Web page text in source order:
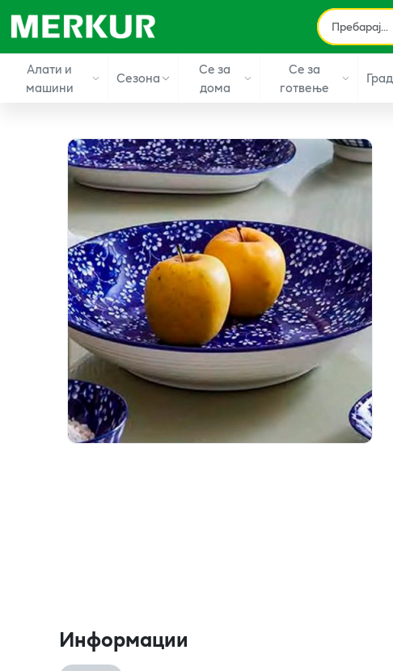
Алати и
машини
Сезона
Се за
дома
Се за
готвење
Информации